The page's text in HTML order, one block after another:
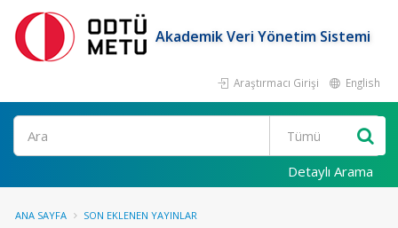
Akademik Veri Yönetim Sistemi
Araştırmacı Girişi English
Ara
Detaylı Arama
ANA SAYFA SON EKLENEN YAYINLAR